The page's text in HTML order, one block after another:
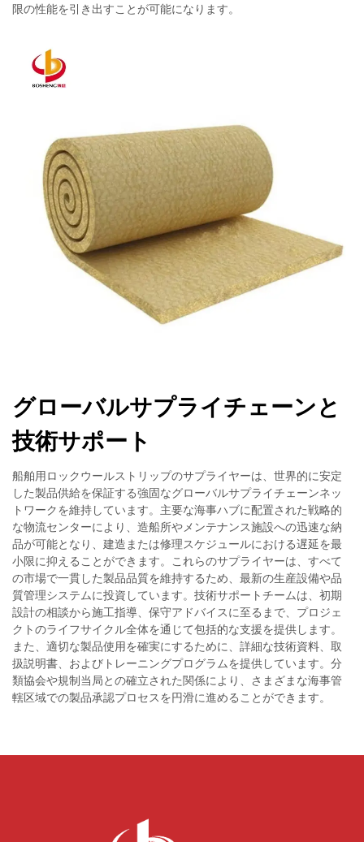
限の性能を引き出すことが可能になります。
グローバルサプライチェーンと
技術サポート
船舶用ロックウールストリップのサプライヤーは、世界的に安定
した製品供給を保証する強固なグローバルサプライチェーンネッ
トワークを維持しています。主要な海事ハブに配置された戦略的
な物流センターにより、造船所やメンテナンス施設への迅速な納
品が可能となり、建造または修理スケジュールにおける遅延を最
小限に抑えることができます。これらのサプライヤーは、すべて
の市場で一貫した製品品質を維持するため、最新の生産設備や品
質管理システムに投資しています。技術サポートチームは、初期
設計の相談から施工指導、保守アドバイスに至るまで、プロジェ
クトのライフサイクル全体を通じて包括的な支援を提供します。
また、適切な製品使用を確実にするために、詳細な技術資料、取
扱説明書、およびトレーニングプログラムを提供しています。分
類協会や規制当局との確立された関係により、さまざまな海事管
轄区域での製品承認プロセスを円滑に進めることができます。